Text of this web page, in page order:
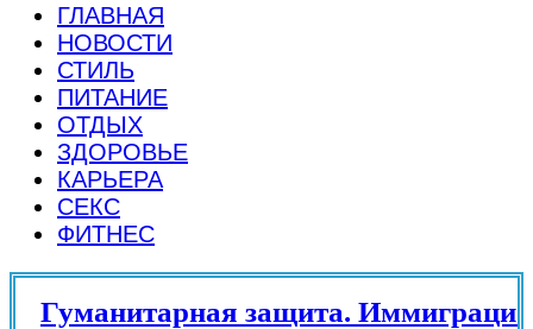
ГЛАВНАЯ
НОВОСТИ
СТИЛЬ
ПИТАНИЕ
ОТДЫХ
ЗДОРОВЬЕ
КАРЬЕРА
СЕКС
ФИТНЕС
Гуманитарная защита.